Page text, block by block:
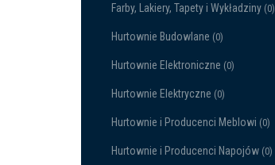
Farby, Lakiery, Tapety i Wykładziny (0)
Hurtownie Budowlane (0)
Hurtownie Elektroniczne (0)
Hurtownie Elektryczne (0)
Hurtownie i Producenci Meblowi (0)
Hurtownie i Producenci Napojów (0)